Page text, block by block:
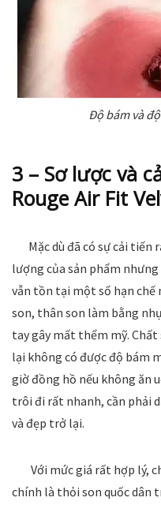
Độ bám và
3 – Sơ lược và
Rouge Air Fit
Mặc dù đã có sự cải tiến
lượng của sản phẩm nhưng
vẫn tồn tại một số hạn chế
son, thân son làm bằng
tay gây mất thểm mỹ.
lại không có được độ bám
giờ đồng hồ nếu không ăn
trôi đi rất nhanh, cần phải
và đẹp trở lại.
Với mức giá rất hợp lý,
chính là thỏi son quốc dân